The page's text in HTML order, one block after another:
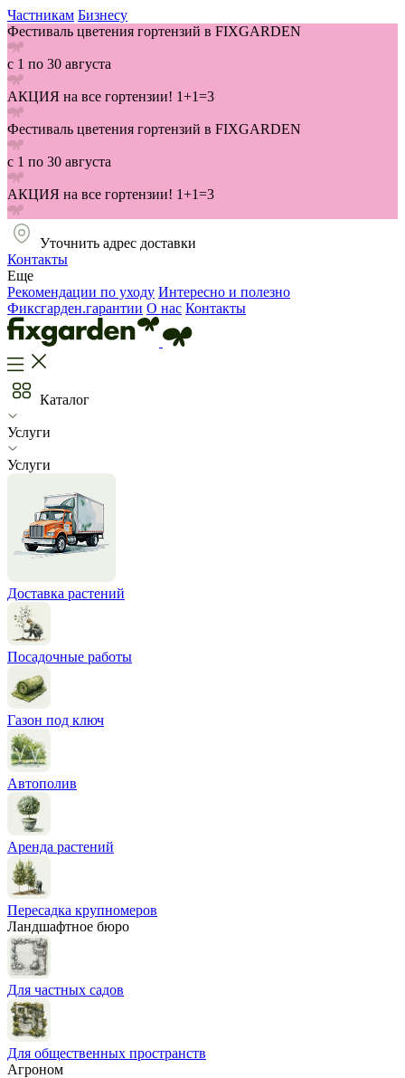
Частникам Бизнесу
Фестиваль цветения гортензий в FIXGARDEN
с 1 по 30 августа
АКЦИЯ на все гортензии! 1+1=3
Фестиваль цветения гортензий в FIXGARDEN
с 1 по 30 августа
АКЦИЯ на все гортензии! 1+1=3
Уточнить адрес доставки
Контакты
Еще
Рекомендации по уходу Интересно и полезно
Фиксгарден.гарантии О нас Контакты
Каталог
Услуги
Услуги
Доставка растений
Посадочные работы
Газон под ключ
Автополив
Аренда растений
Пересадка крупномеров
Ландшафтное бюро
Для частных садов
Для общественных пространств
Агроном